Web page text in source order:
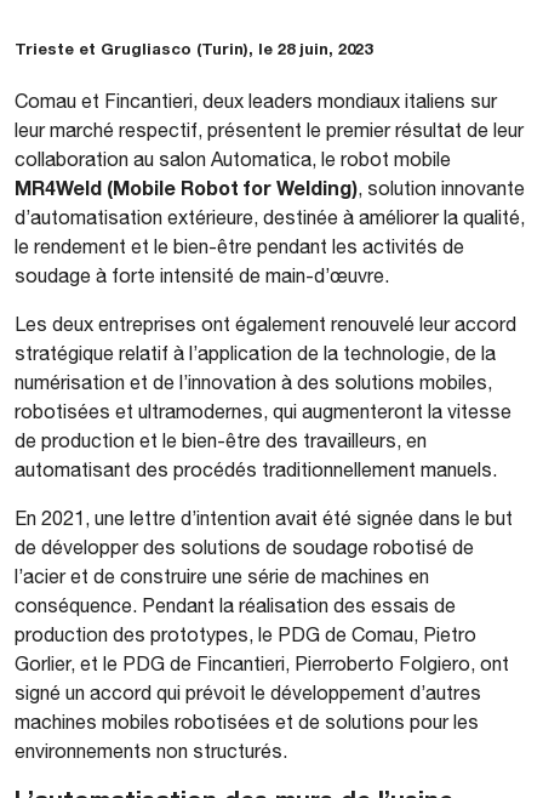
Trieste et Grugliasco (Turin), le 28 juin, 2023
Comau et Fincantieri, deux leaders mondiaux italiens sur
leur marché respectif, présentent le premier résultat de leur
collaboration au salon Automatica, le robot mobile
MR4Weld (Mobile Robot for Welding), solution innovante
d’automatisation extérieure, destinée à améliorer la qualité,
le rendement et le bien-être pendant les activités de
soudage à forte intensité de main-d’œuvre.
Les deux entreprises ont également renouvelé leur accord
stratégique relatif à l’application de la technologie, de la
numérisation et de l’innovation à des solutions mobiles,
robotisées et ultramodernes, qui augmenteront la vitesse
de production et le bien-être des travailleurs, en
automatisant des procédés traditionnellement manuels.
En 2021, une lettre d’intention avait été signée dans le but
de développer des solutions de soudage robotisé de
l’acier et de construire une série de machines en
conséquence. Pendant la réalisation des essais de
production des prototypes, le PDG de Comau, Pietro
Gorlier, et le PDG de Fincantieri, Pierroberto Folgiero, ont
signé un accord qui prévoit le développement d’autres
machines mobiles robotisées et de solutions pour les
environnements non structurés.